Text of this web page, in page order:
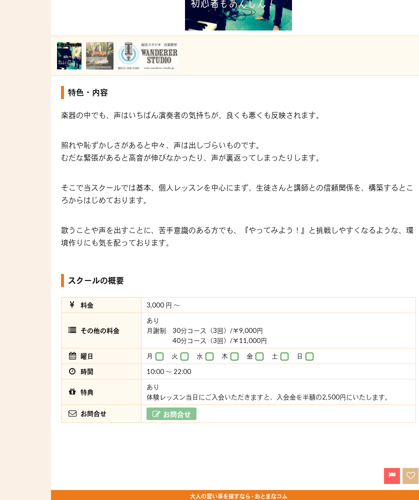
特色・内容
楽器の中でも、声はいちばん演奏者の気持ちが、良くも悪くも反映されます。
照れや恥ずかしさがあると中々、声は出しづらいものです。
むだな緊張があると高音が伸びなかったり、声が裏返ってしまったりします。
そこで当スクールでは基本、個人レッスンを中心にまず、生徒さんと講師との信頼関係を、構築するとこ
ろからはじめております。
歌うことや声を出すことに、苦手意識のある方でも、『やってみよう！』と挑戦しやすくなるような、環
境作りにも気を配っております。
スクールの概要
料金 3,000 円 〜
その他の料金
あり
月謝制 30分コース（3回）/￥9,000円
40分コース（3回）/￥11,000円
曜日
月 火 水 木 金 土
日
時間
10:00 〜 22:00
特典
あり
体験レッスン当日にご入会いただきますと、入会金を半額の2,500円にいたします。
お問合せ お問合せ
大人の習い事を探すなら - おとまなコム